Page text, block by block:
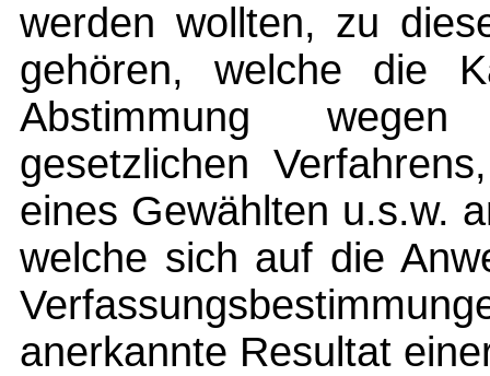
werden wollten, zu
gehören, welche die
Abstimmung
gesetzlichen
eines Gewählten u.s.w.
welche sich auf die
anerkannte Resultat